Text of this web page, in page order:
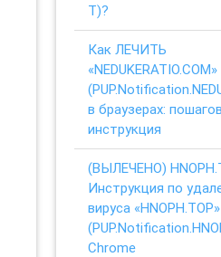
T)?
Как ЛЕЧИТЬ
в браузерах:
инструкция
(ВЫЛЕЧЕНО)
Инструкция по
вируса «HNOPH.TOP»
Chrome